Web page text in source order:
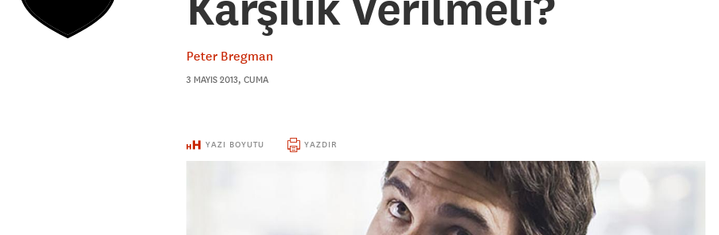
Peter Bregman
3 MAYIS 2013, CUMA
YAZI BOYUTU YAZDIR